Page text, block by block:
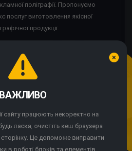
поліграфії. Пропонуємо
послуг виготовлення якісної
продукції.
Print ™. Всі права захищені
сайту, Ви погоджуєтесь із
cookie-файлів.
ПРИЙНЯТИ
ВАЖЛИВО
сайту працюють некоректно на
ласка, очистіть кеш браузера
Це допоможе виправити
в роботі блоків та елементів.